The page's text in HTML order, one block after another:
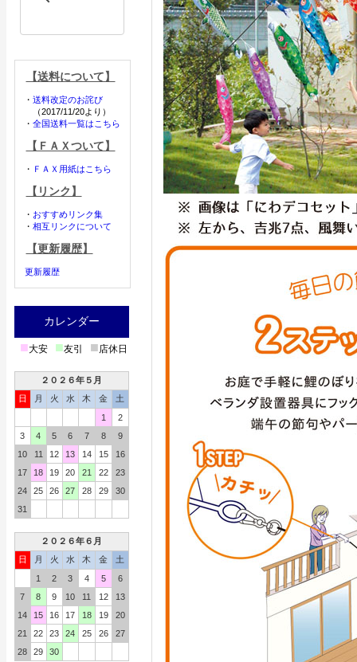
【送料について】
・ 送料改定のお詫び
（2017/11/20より）
・ 全国送料一覧はこちら
【ＦＡＸついて】
・ ＦＡＸ用紙はこちら
【リンク】
・ おすすめリンク集
・ 相互リンクについて
【更新履歴】
更新履歴
カレンダー
■大安 ■友引 ■店休日
２０２６年５月
日
月 火 水 木 金
土
1
2
3
4 5 6 7 8
9
10
11 12 13 14 15
16
17
18 19 20 21 22
23
24
25 26 27 28 29
30
31
２０２６年６月
日
月 火 水 木 金
土
1
2 3 4 5
6
7
8 9 10 11 12
13
14
15 16 17 18 19
20
21
22 23 24 25 26
27
28
29 30